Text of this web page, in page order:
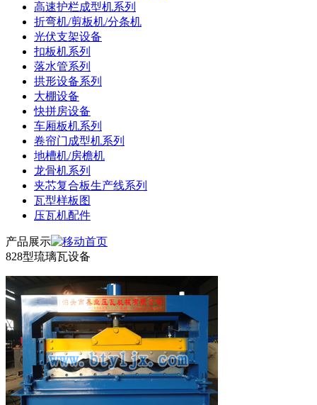
高速护栏成型机系列
折弯机/剪板机/分条机
光伏支架设备
扣板机系列
落水管系列
拱形设备系列
大棚设备
快拼房设备
车厢板机系列
卷帘门成型机系列
地槽机/房檐机
龙骨机系列
夹芯复合板生产线系列
瓦型样板图
压瓦机配件
产品展示
828型琉璃瓦设备